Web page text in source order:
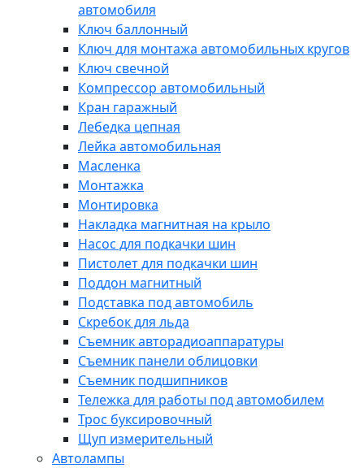
автомобиля
Ключ баллонный
Ключ для монтажа автомобильных кругов
Ключ свечной
Компрессор автомобильный
Кран гаражный
Лебедка цепная
Лейка автомобильная
Масленка
Монтажка
Монтировка
Накладка магнитная на крыло
Насос для подкачки шин
Пистолет для подкачки шин
Поддон магнитный
Подставка под автомобиль
Скребок для льда
Съемник авторадиоаппаратуры
Съемник панели облицовки
Съемник подшипников
Тележка для работы под автомобилем
Трос буксировочный
Щуп измерительный
Автолампы